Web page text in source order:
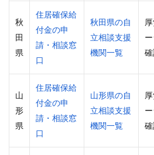
秋
田
県
住居確保給
付金の申
請・相談窓
口
秋田県の自
立相談支援
機関一覧
確
山
形
県
住居確保給
付金の申
請・相談窓
口
山形県の自
立相談支援
機関一覧
確